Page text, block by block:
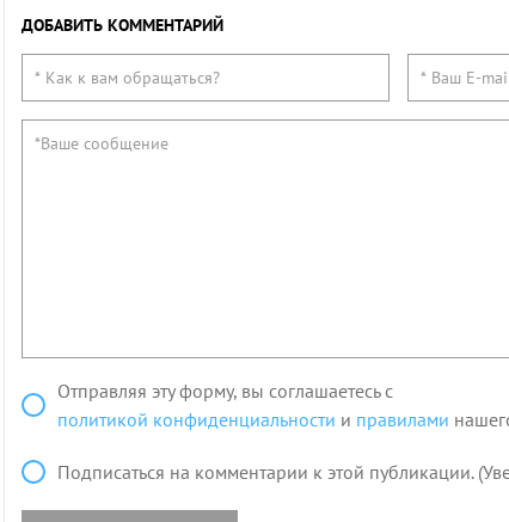
ДОБАВИТЬ КОММЕНТАРИЙ
Отправляя эту форму, вы соглашаетесь с
политикой конфиденциальности и правилами
Подписаться на комментарии к этой публикации.